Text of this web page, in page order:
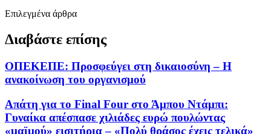
Επιλεγμένα άρθρα
Διαβάστε επίσης
ΟΠΕΚΕΠΕ: Προσφεύγει στη δικαιοσύνη – Η
ανακοίνωση του οργανισμού
Απάτη για το Final Four στο Άμπου Ντάμπι:
Γυναίκα απέσπασε χιλιάδες ευρώ πουλώντας
«μαϊμού» εισιτήρια – «Πολύ θράσος έχεις τελικά»